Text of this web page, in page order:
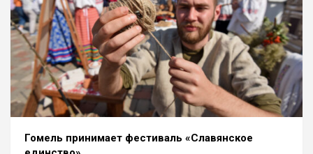
Гомель принимает фестиваль «Славянское